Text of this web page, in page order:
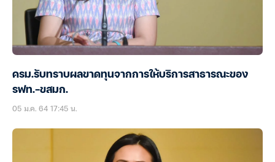
ครม.รับทราบผลขาดทุนจากการให้บริการสาธารณะของ
รฟท.-ขสมก.
05 ม.ค. 64 17:45 น.